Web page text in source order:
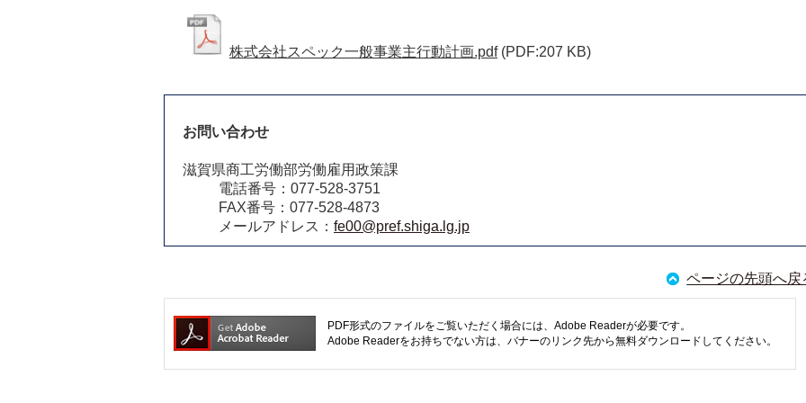
株式会社スペック一般事業主行動計画.pdf (PDF:207 KB)
お問い合わせ
滋賀県商工労働部労働雇用政策課
電話番号：077-528-3751
FAX番号：077-528-4873
メールアドレス： fe00@pref.shiga.lg.jp
ページの先頭へ戻
PDF形式のファイルをご覧いただく場合には、Adobe Readerが必要です。
Adobe Readerをお持ちでない方は、バナーのリンク先から無料ダウンロードしてください。